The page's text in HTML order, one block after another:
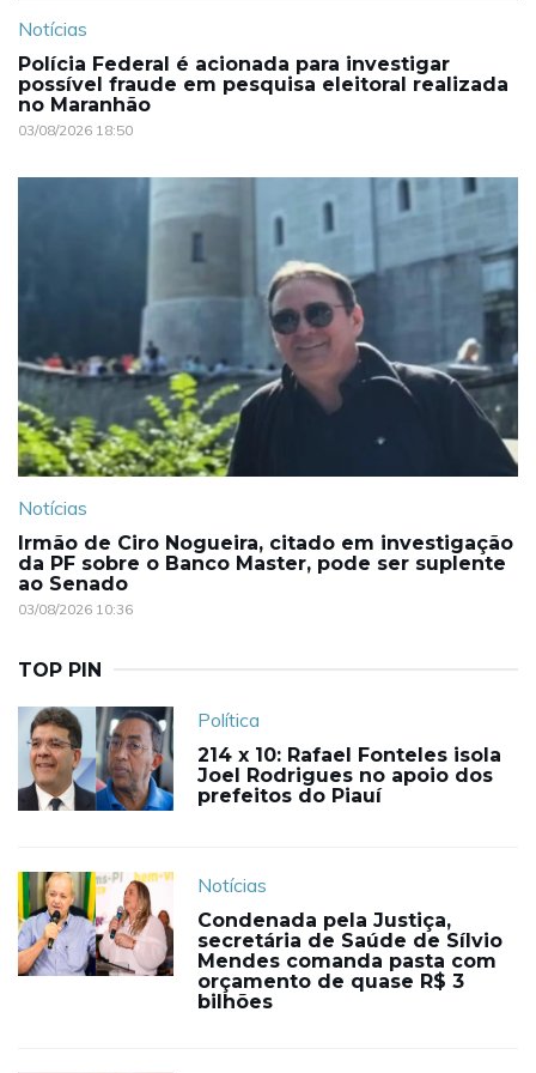
Notícias
Polícia Federal é acionada para investigar
possível fraude em pesquisa eleitoral realizada
no Maranhão
03/08/2026 18:50
Notícias
Irmão de Ciro Nogueira, citado em investigação
da PF sobre o Banco Master, pode ser suplente
ao Senado
03/08/2026 10:36
TOP PIN
Política
214 x 10: Rafael Fonteles isola
Joel Rodrigues no apoio dos
prefeitos do Piauí
Notícias
Condenada pela Justiça,
secretária de Saúde de Sílvio
Mendes comanda pasta com
orçamento de quase R$ 3
bilhões